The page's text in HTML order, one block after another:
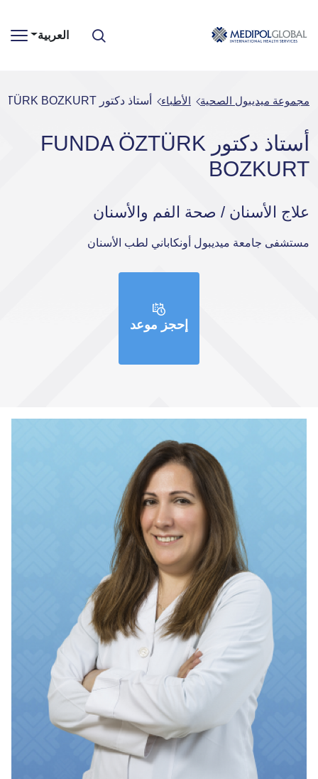
العربية
مجموعة ميديبول الصحية الأطباء أستاذ دكتور FUNDA ÖZTÜRK BOZKURT
أستاذ دكتور FUNDA ÖZTÜRK
BOZKURT
علاج الأسنان / صحة الفم والأسنان
مستشفى جامعة ميديبول أونكاباني لطب الأسنان
إحجز موعد